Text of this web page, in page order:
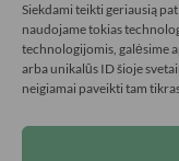
Siekdami teikti geriausią
naudojame tokias
technologijomis, galėsime
arba unikalūs ID šioje
neigiamai paveikti tam